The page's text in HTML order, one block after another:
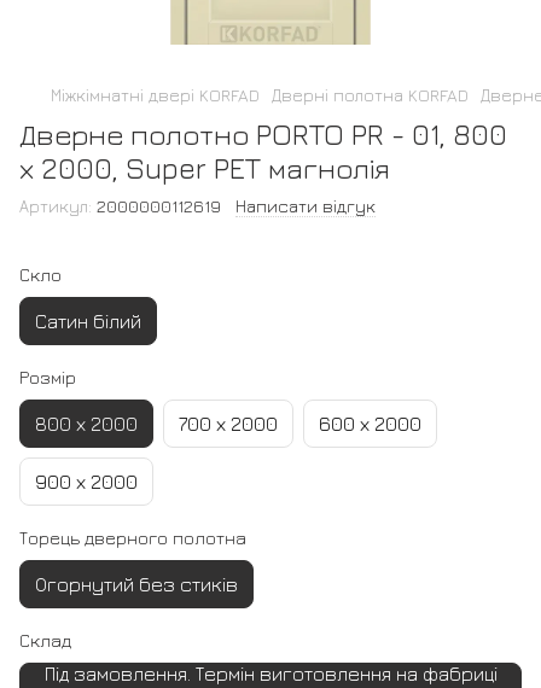
Міжкімнатні двері KORFAD Дверні полотна KORFAD
Дверне полотно PORTO PR - 01, 800
х 2000, Super PET магнолія
Артикул: 2000000112619 Написати відгук
Скло
Сатин білий
Розмір
800 х 2000 700 х 2000 600 х 2000
900 х 2000
Торець дверного полотна
Огорнутий без стиків
Склад
Під замовлення. Термін виготовлення на фабриці